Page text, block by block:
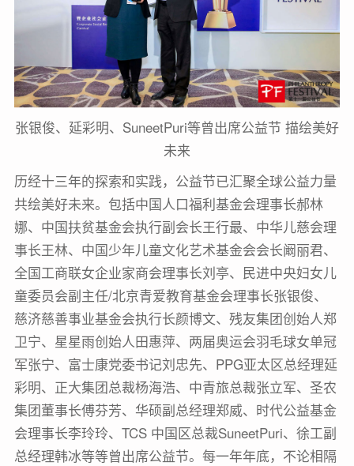
张银俊、延彩明、SuneetPuri等曾出席公益节 描绘美好
未来
历经十三年的探索和实践，公益节已汇聚全球公益力量
共绘美好未来。包括中国人口福利基金会理事长郝林
娜、中国扶贫基金会执行副会长王行最、中华儿慈会理
事长王林、中国少年儿童文化艺术基金会会长阚丽君、
全国工商联女企业家商会理事长刘亭、民进中央妇女儿
童委员会副主任/北京青爱教育基金会理事长张银俊、
慈济慈善事业基金会执行长颜博文、残友集团创始人郑
卫宁、星星雨创始人田惠萍、两届奥运会羽毛球女单冠
军张宁、富士康党委书记刘忠先、PPG亚太区总经理延
彩明、正大集团总裁杨海浩、中青旅总裁张立军、圣农
集团董事长傅芬芳、华硕副总经理郑威、时代公益基金
会理事长李玲玲、TCS 中国区总裁SuneetPuri、徐工副
总经理韩冰等等曾出席公益节。每一年年底，不论相隔